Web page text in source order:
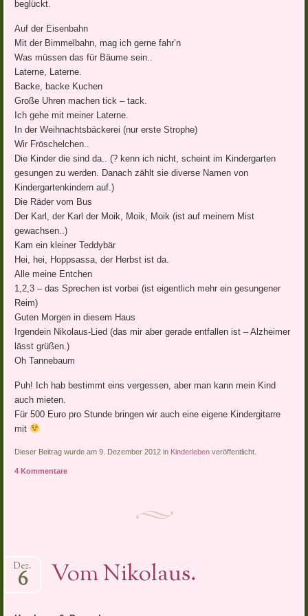
beglückt.
Auf der Eisenbahn
Mit der Bimmelbahn, mag ich gerne fahr’n
Was müssen das für Bäume sein..
Laterne, Laterne.
Backe, backe Kuchen
Große Uhren machen tick – tack.
Ich gehe mit meiner Laterne.
In der Weihnachtsbäckerei (nur erste Strophe)
Wir Fröschelchen..
Die Kinder die sind da.. (? kenn ich nicht, scheint im Kindergarten
gesungen zu werden. Danach zählt sie diverse Namen von
Kindergartenkindern auf.)
Die Räder vom Bus
Der Karl, der Karl der Moik, Moik, Moik (ist auf meinem Mist
gewachsen..)
Kam ein kleiner Teddybär
Hei, hei, Hoppsassa, der Herbst ist da.
Alle meine Entchen
1,2,3 – das Sprechen ist vorbei (ist eigentlich mehr ein gesungener
Reim)
Guten Morgen in diesem Haus
Irgendein Nikolaus-Lied (das mir aber gerade entfallen ist – Alzheimer
lässt grüßen.)
Oh Tannebaum
Puh! Ich hab bestimmt eins vergessen, aber man kann mein Kind
auch mieten.
Für 500 Euro pro Stunde bringen wir auch eine eigene Kindergitarre
mit
Dieser Beitrag wurde am 9. Dezember 2012 in Kinderleben veröffentlicht.
4 Kommentare
Vom Nikolaus.
Dez.
6